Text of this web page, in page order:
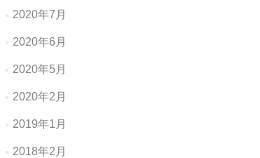
2020年7月
2020年6月
2020年5月
2020年2月
2019年1月
2018年2月